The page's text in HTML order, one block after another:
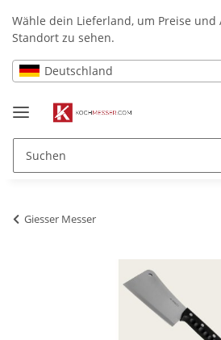
Wähle dein Lieferland, um Preise
Standort zu sehen.
Deutschland
Giesser Messer